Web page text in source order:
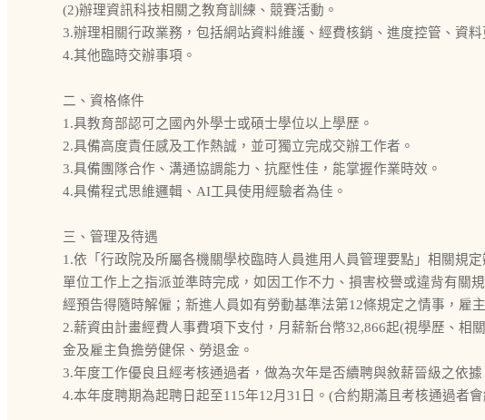
(2)辦理資訊科技相關之教育訓練、競賽活動。
3.辦理相關行政業務，包括網站資料維護、經費核銷、進度控管、資
4.其他臨時交辦事項。
二、資格條件
1.具教育部認可之國內外學士或碩士學位以上學歷。
2.具備高度責任感及工作熱誠，並可獨立完成交辦工作者。
3.具備團隊合作、溝通協調能力、抗壓性佳，能掌握作業時效。
4.具備程式思維邏輯、AI工具使用經驗者為佳。
三、管理及待遇
1.依「行政院及所屬各機關學校臨時人員進用人員管理要點」相關規
單位工作上之指派並準時完成，如因工作不力、損害校譽或違背有關
經預告得隨時解僱；新進人員如有勞動基準法第12條規定之情事，雇
2.薪資由計畫經費人事費項下支付，月薪新台幣32,866起(視學歷、相
金及雇主負擔勞健保、勞退金。
3.年度工作優良且經考核通過者，做為次年是否續聘與敘薪晉級之依據
4.本年度聘期為起聘日起至115年12月31日。(合約期滿且考核通過者